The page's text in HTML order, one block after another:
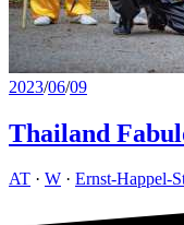
2023/06/09
Thailand
AT · W · Ernst-Happel-